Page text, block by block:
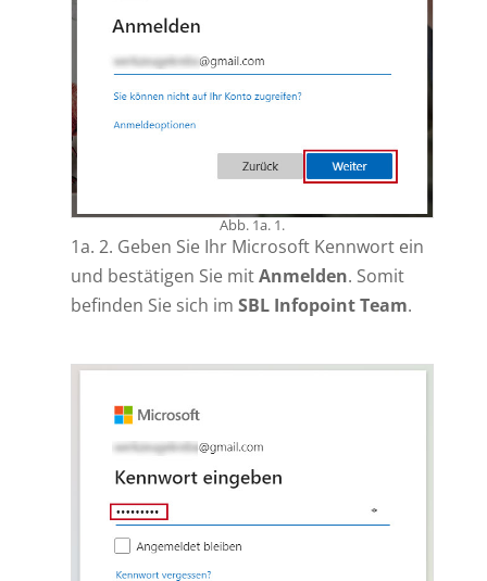
Abb. 1a. 1.
1a. 2. Geben Sie Ihr Microsoft Kennwort ein
und bestätigen Sie mitAnmelden. Somit
befinden Sie sich im SBL Infopoint Team.